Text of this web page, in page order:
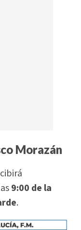
Morazán
9:00 de la
.